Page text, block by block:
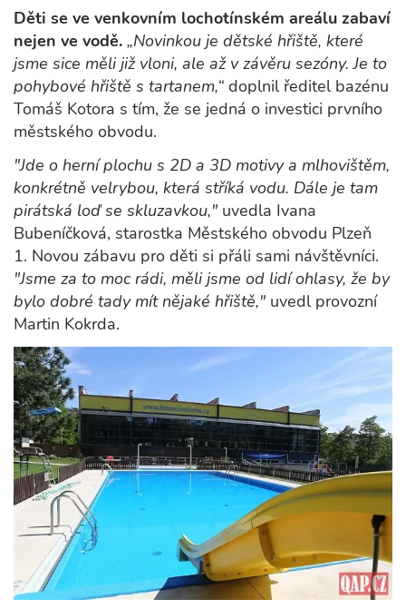
Děti se ve venkovním lochotínském areálu zabaví
nejen ve vodě. „Novinkou je dětské hřiště, které
jsme sice měli již vloni, ale až v závěru sezóny. Je to
pohybové hřiště s tartanem,“ doplnil ředitel bazénu
Tomáš Kotora s tím, že se jedná o investici prvního
městského obvodu.
"Jde o herní plochu s 2D a 3D motivy a mlhovištěm,
konkrétně velrybou, která stříká vodu. Dále je tam
pirátská loď se skluzavkou," uvedla Ivana
Bubeníčková, starostka Městského obvodu Plzeň
1. Novou zábavu pro děti si přáli sami návštěvníci.
"Jsme za to moc rádi, měli jsme od lidí ohlasy, že by
bylo dobré tady mít nějaké hřiště," uvedl provozní
Martin Kokrda.